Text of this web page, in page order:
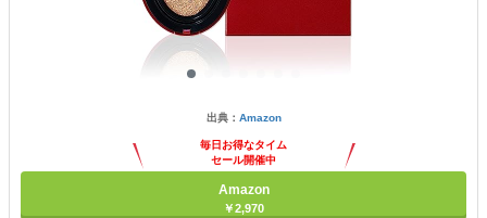
出典： Amazon
毎日お得なタイム
セール開催中
Amazon
￥2,970